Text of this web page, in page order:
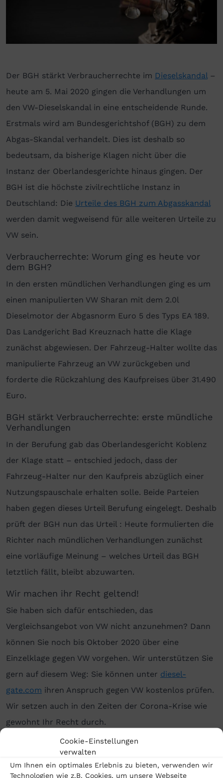
Cookie-Einstellungen
verwalten
Um Ihnen ein optimales Erlebnis zu bieten, verwenden wir
Technologien wie z.B. Cookies, um unsere Webseite
Der BGH stärkt Verbraucherrechte im Dieselskandal–
heute am 5. Mai 2020 gingen die Verhandlungen um
den VW-Dieselskandal in eine entscheidende Runde.
Erstmals wird am Bundesgerichtshof (BGH) zu dem
Abgas-Skandal verhandelt. Dies ist deshalb so
bedeutsam, da bisherige Klagen nicht über die
Instanz der Oberlandesgerichte hinaus gingen. Der
BGH ist die höchste zivilrechtliche Instanz in
Deutschland: Die Urteile des BGH zum Abgasskandal
werden damit wegweisend für alle weiteren Urteile zu
VW sein.
Verbraucherrechte: Worum ging es heute vor
dem BGH?
In den ersten mündlichen Verhandlungen ging es um
einen manipulierten VW Sharan mit dem 2.0l
Dieselmotor der Abgasnorm Euro 5 des Typs EA 189.
Das Landgericht Bad Kreuznach hatte die Klage
zunächst abgewiesen. Der Fahrzeug-Halter wollte das
manipulierte Fahrzeug an VW zurückgeben und
forderte die Rückzahlung des Kaufpreises über 31.490
Euro.
BGH stärkt Verbraucherrechte: erste mündliche
Verhandlungen
In der Berufung gab das Oberlandesgericht Koblenz
der Klage statt – entschied jedoch, dass der
Fahrzeug-Halter nur den Kaufpreis abzüglich einer
Nutzungspauschale erhalten solle. Beide Parteien
haben gegen dieses Urteil Berufung eingelegt. Deshalb
prüft der BGH nun das Urteil : Heute formulierten die
Richter nach mündlichen Verhandlungen zunächst
eine vorläufige Meinung – welches Urteil das BGH
letztlich fällt, bleibt abzuwarten.
Wir machen ihr Recht geltend!
Sie haben sich dafür entschieden, das
Vergleichsangebot von VW nicht anzunehmen? Dann
können Sie noch bis Oktober 2020 über eine
Einzelklage gegen VW vorgehen. Wir unterstützen Sie
gern auf diesem Weg: Sie können unter diesel-
gate.com ihren Anspruch gegen VW kostenlos prüfen.
Wir setzen auch in den Zeiten der Corona-Krise wie
gewohnt Ihr Recht durch.